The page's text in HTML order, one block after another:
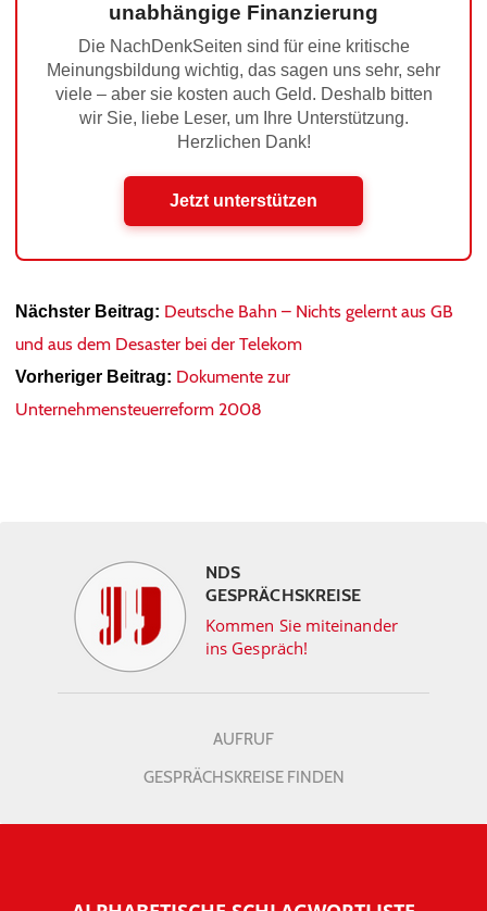
unabhängige Finanzierung
Die NachDenkSeiten sind für eine kritische
Meinungsbildung wichtig, das sagen uns sehr, sehr
viele – aber sie kosten auch Geld. Deshalb bitten
wir Sie, liebe Leser, um Ihre Unterstützung.
Herzlichen Dank!
Jetzt unterstützen
Nächster Beitrag: Deutsche Bahn – Nichts gelernt aus GB
und aus dem Desaster bei der Telekom
Vorheriger Beitrag: Dokumente zur
Unternehmensteuerreform 2008
NDS
GESPRÄCHSKREISE
Kommen Sie miteinander
ins Gespräch!
AUFRUF
GESPRÄCHSKREISE FINDEN